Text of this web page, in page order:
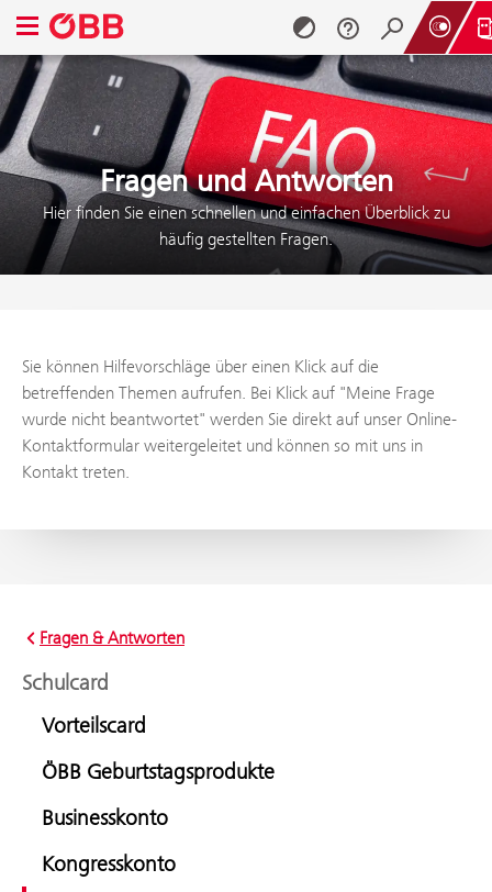
Zum Inhalt springen (Alt + 0)
Zum Menü springen (Alt + 1)
Navigationsmenü öffnen
Fragen und Antworten
Hier finden Sie einen schnellen und einfachen Überblick zu
häufig gestellten Fragen.
Sie können Hilfevorschläge über einen Klick auf die
betreffenden Themen aufrufen. Bei Klick auf "Meine Frage
wurde nicht beantwortet" werden Sie direkt auf unser Online-
Kontaktformular weitergeleitet und können so mit uns in
Kontakt treten.
Fragen & Antworten
Schulcard
Vorteilscard
ÖBB Geburtstagsprodukte
Businesskonto
Kongresskonto